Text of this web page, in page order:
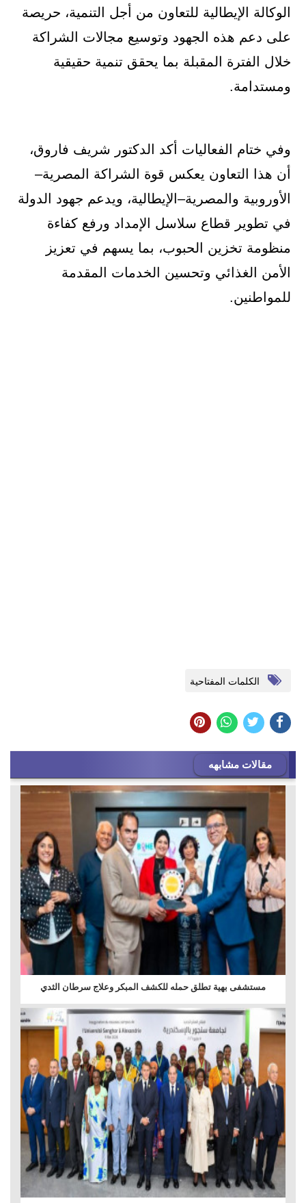
الوكالة الإيطالية للتعاون من أجل التنمية، حريصة
على دعم هذه الجهود وتوسيع مجالات الشراكة
خلال الفترة المقبلة بما يحقق تنمية حقيقية
ومستدامة.
وفي ختام الفعاليات أكد الدكتور شريف فاروق،
أن هذا التعاون يعكس قوة الشراكة المصرية–
الأوروبية والمصرية–الإيطالية، ويدعم جهود الدولة
في تطوير قطاع سلاسل الإمداد ورفع كفاءة
منظومة تخزين الحبوب، بما يسهم في تعزيز
الأمن الغذائي وتحسين الخدمات المقدمة
للمواطنين.
الكلمات المفتاحية
مقالات مشابهه
مستشفى بهية تطلق حمله للكشف المبكر وعلاج سرطان الثدي